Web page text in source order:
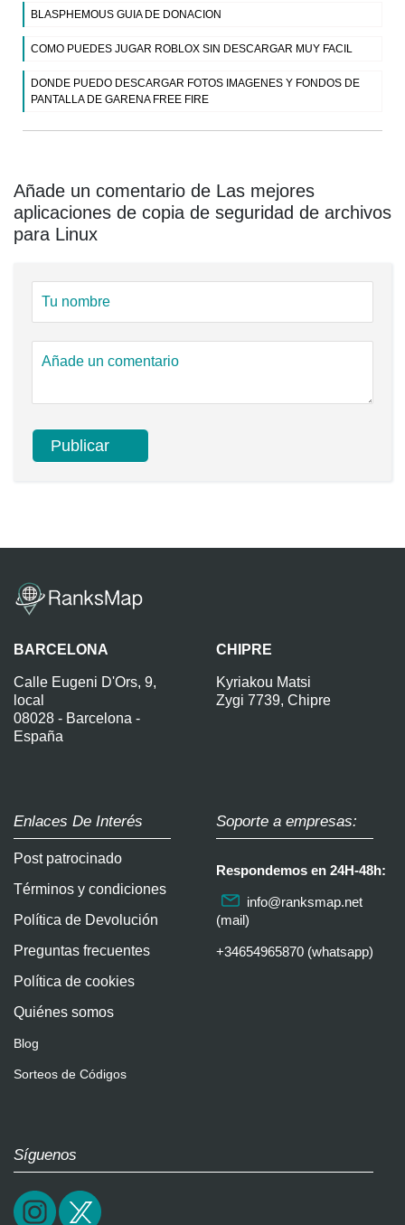
BLASPHEMOUS GUIA DE DONACION
COMO PUEDES JUGAR ROBLOX SIN DESCARGAR MUY FACIL
DONDE PUEDO DESCARGAR FOTOS IMAGENES Y FONDOS DE
PANTALLA DE GARENA FREE FIRE
Añade un comentario de Las mejores
aplicaciones de copia de seguridad de archivos
para Linux
BARCELONA
Calle Eugeni D'Ors, 9,
local
08028 - Barcelona -
España
CHIPRE
Kyriakou Matsi
Zygi 7739, Chipre
Enlaces De Interés
Post patrocinado
Términos y condiciones
Política de Devolución
Preguntas frecuentes
Política de cookies
Quiénes somos
Blog
Sorteos de Códigos
Soporte a empresas:
Respondemos en 24H-48h:
info@ranksmap.net
(mail)
+34654965870 (whatsapp)
Síguenos